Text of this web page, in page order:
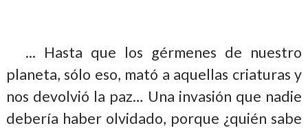
... Hasta que los gérmenes de nuestro
planeta, sólo eso, mató a aquellas criaturas y
nos devolvió la paz… Una invasión que nadie
debería haber olvidado, porque ¿quién sabe